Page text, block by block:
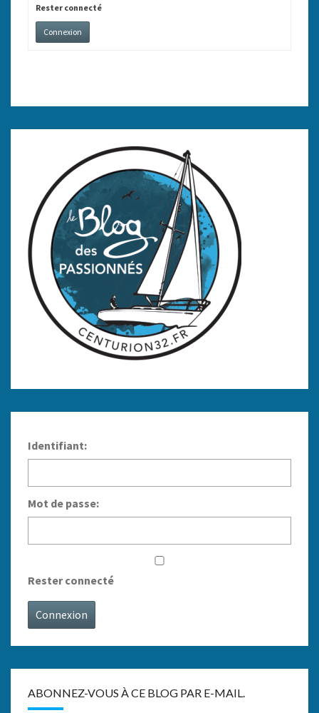
Rester connecté
Connexion
Identifiant:
Mot de passe:
Rester connecté
Connexion
ABONNEZ-VOUS À CE BLOG PAR E-MAIL.